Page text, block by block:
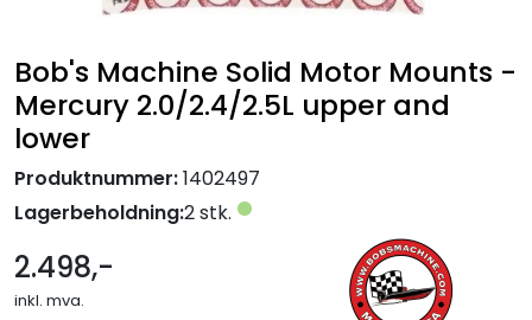
Bob's Machine Solid Motor Mounts -
Mercury 2.0/2.4/2.5L upper and
lower
Produktnummer:1402497
Lagerbeholdning:2 stk.
2.498,-
inkl. mva.